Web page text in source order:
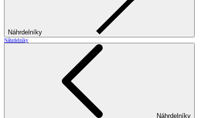
Náhrdelníky
Náhrdelníky
Náhrdelníky